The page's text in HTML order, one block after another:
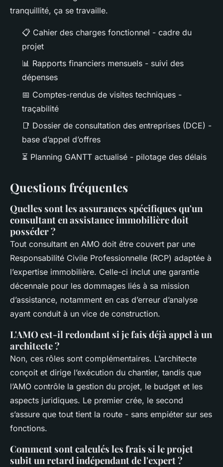
tranquillité, ça se travaille.
📋 Cahier des charges fonctionnel - cadre du
projet
📊 Rapports financiers mensuels - suivi des
dépenses
📅 Comptes-rendus de visites techniques -
traçabilité
📑 Dossier de consultation des entreprises (DCE) -
base d’appel d’offres
⏳ Planning GANTT actualisé - pilotage des délais
Questions fréquentes
Quelles sont les assurances spécifiques qu'un
consultant en assistance immobilière doit
posséder ?
Tout consultant en AMO doit être couvert par une
Responsabilité Civile Professionnelle (RCP) adaptée à
l’expertise immobilière. Celle-ci inclut une garantie
décennale pour les dommages liés à sa mission
d’assistance, notamment en cas d’erreur d’analyse
ayant conduit à un vice de construction.
L'AMO est-il redondant si je fais déjà appel à un
architecte ?
Non, ces rôles sont complémentaires. L’architecte
conçoit et dirige l’exécution du chantier, tandis que
l’AMO contrôle la gestion du projet, le budget et les
aspects juridiques. Le premier crée, le second
s’assure que tout tient la route - sans empiéter sur ses
fonctions.
Comment sont calculés les frais si le projet
subit un retard indépendant de l'expert ?